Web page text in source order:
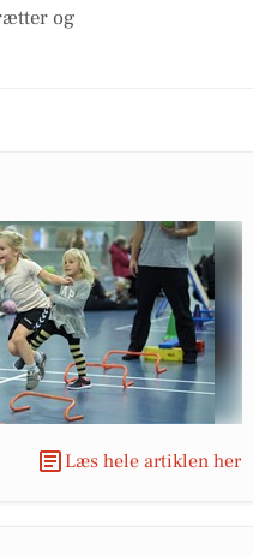
og
Læs hele artiklen her